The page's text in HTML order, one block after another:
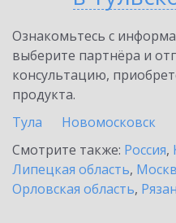
Ознакомьтесь с
выберите партнёра и
консультацию,
продукта.
Тула
Новомосковск
Смотрите также: Россия,
Липецкая область,
Орловская область,